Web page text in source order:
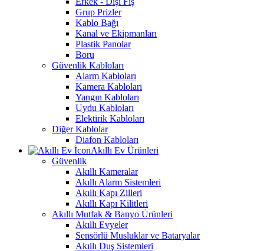
Grup Prizler
Kablo Bağı
Kanal ve Ekipmanları
Plastik Panolar
Boru
Güvenlik Kabloları
Alarm Kabloları
Kamera Kabloları
Yangın Kabloları
Uydu Kabloları
Elektirik Kabloları
Diğer Kablolar
Diafon Kabloları
Akıllı Ev Ürünleri
Güvenlik
Akıllı Kameralar
Akıllı Alarm Sistemleri
Akıllı Kapı Zilleri
Akıllı Kapı Kilitleri
Akıllı Mutfak & Banyo Ürünleri
Akıllı Evyeler
Sensörlü Musluklar ve Bataryalar
Akıllı Duş Sistemleri